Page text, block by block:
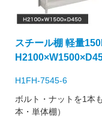
スチール棚 軽量
H1FH-7545-6
ボルト・ナットを1本
本・単体棚）